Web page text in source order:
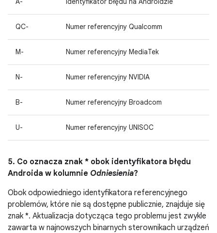
QC- Numer referencyjny Qualcomm
M- Numer referencyjny MediaTek
N- Numer referencyjny NVIDIA
B- Numer referencyjny Broadcom
U- Numer referencyjny UNISOC
5. Co oznacza znak * obok identyfikatora błędu
Androida w kolumnie Odniesienia?
Obok odpowiedniego identyfikatora referencyjnego
problemów, które nie są dostępne publicznie, znajduje się
znak *. Aktualizacja dotycząca tego problemu jest zwykle
zawarta w najnowszych binarnych sterownikach urządzeń